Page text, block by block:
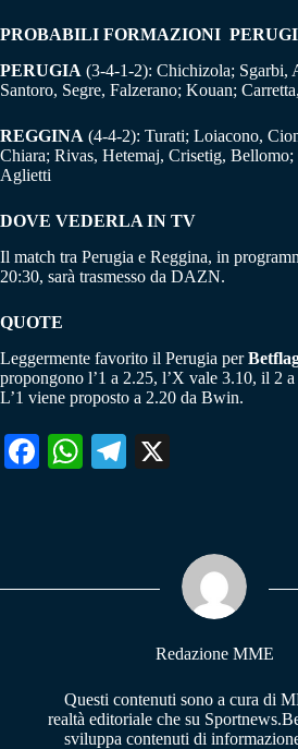
PROBABILI FORMAZIONI
PERUGIA (3-4-1-2): Chichizola; Sgarbi,
Santoro, Segre, Falzerano; Kouan;
REGGINA (4-4-2): Turati; Loiacono,
Chiara; Rivas, Hetemaj, Crisetig,
Aglietti
DOVE VEDERLA IN TV
Il match tra Perugia e Reggina, in
20:30, sarà trasmesso da DAZN.
QUOTE
Leggermente favorito il Perugia per
propongono l’1 a 2.25, l’X vale 3.10, il 2 a
L’1 viene proposto a 2.20 da Bwin.
Fa W
pp
Te
m
Redazione MME
Questi contenuti sono a cura di
realtà editoriale che su
sviluppa contenuti di